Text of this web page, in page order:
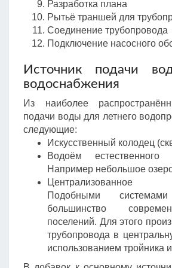
Разработка плана
Рытьё траншей для
Соединение трубопровода
Подключение насосного
Источник подачи
водоснабжения
Из наиболее
подачи воды для летнего
следующие:
Искусственный колодец
Водоём естественного
Например небольшое
Централизованное
Подобными
большинство
поселений. Для этого
трубопровода в
использованием тройника